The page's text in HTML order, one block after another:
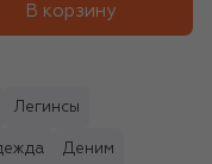
В корзину
Легинсы
Деним